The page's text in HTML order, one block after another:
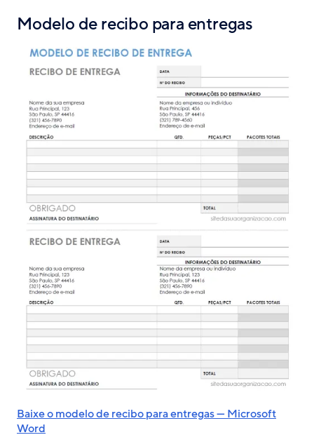
Modelo de recibo para entregas
Baixe o modelo de recibo para entregas — Microsoft
Word